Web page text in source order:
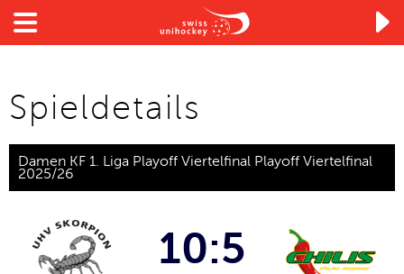

Spieldetails
Damen KF 1. Liga Playoff Viertelfinal Playoff Viertelfinal
2025/26
10:5